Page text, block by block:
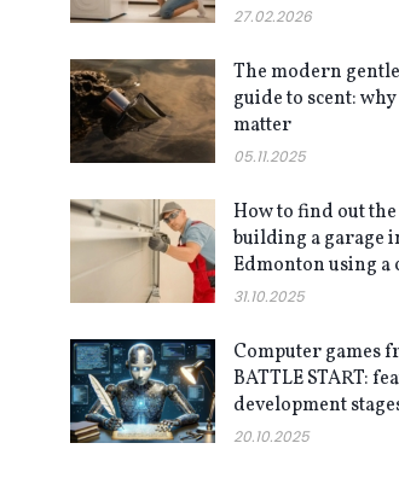
27.02.2026
The modern
guide to scent:
matter
05.11.2025
How to find out
building a garage
Edmonton using a
31.10.2025
Computer games
BATTLE START:
development
20.10.2025